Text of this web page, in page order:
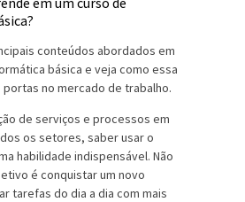
conteúdos abordados em
básica e veja como essa
portas no mercado de trabalho.
de serviços e processos em
os setores, saber usar o
habilidade indispensável. Não
é conquistar um novo
tarefas do dia a dia com mais